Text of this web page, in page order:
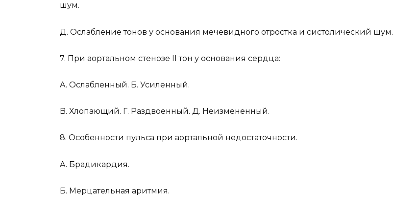
шум.
Д. Ослабление тонов у основания мечевидного отростка и систолический шум.
7. При аортальном стенозе II тон у основания сердца:
A. Ослабленный. Б. Усиленный.
B. Хлопающий. Г. Раздвоенный. Д. Неизмененный.
8. Особенности пульса при аортальной недостаточности.
A. Брадикардия.
Б. Мерцательная аритмия.